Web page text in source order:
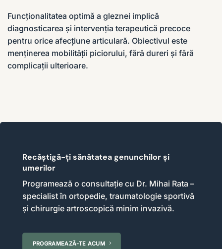
Funcționalitatea optimă a gleznei implică
diagnosticarea și intervenția terapeutică precoce
pentru orice afecțiune articulară. Obiectivul este
menținerea mobilității piciorului, fără dureri și fără
complicații ulterioare.
Recâștigă-ți sănătatea genunchilor și
umerilor
Programează o consultație cu Dr. Mihai Rata –
specialist în ortopedie, traumatologie sportivă
și chirurgie artroscopică minim invazivă.
PROGRAMEAZĂ-TE ACUM